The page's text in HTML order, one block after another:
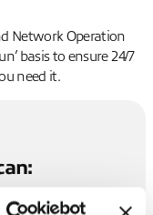
Network Operation
basis to ensure 24/7
need it.
: